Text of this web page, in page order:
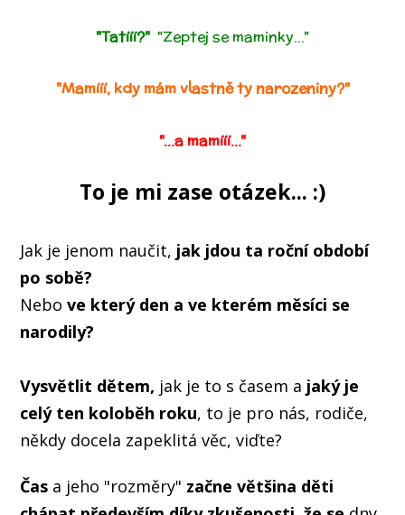
"Tatííí?" "Zeptej se maminky..."
"Mamííí, kdy mám vlastně ty narozeniny?"
"...a mamííí..."
To je mi zase otázek... :)
Jak je jenom naučit, jak jdou ta roční období
po sobě?
Nebove který den a ve kterém měsíci se
narodily?
Vysvětlit dětem, jak je to s časem a jaký je
celý ten koloběh roku, to je pro nás, rodiče,
někdy docela zapeklitá věc, viďte?
Čas a jeho "rozměry" začne většina děti